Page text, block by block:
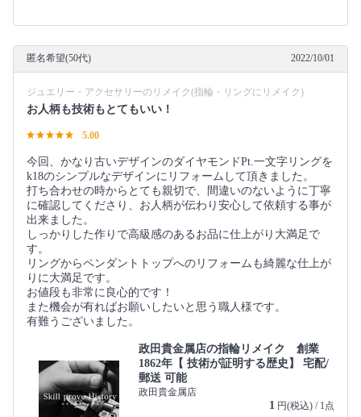
匿名希望(50代) 2022/10/01
ジュエリー・アクセサリーのリメイク(指輪・リングにリメイク)
お人柄も技術もとてもいい！
5.00
今回、かなり古いデザインのダイヤモンドPt.一文字リングを
k18のシンプルなデザインにリフォームして頂きました。
打ち合わせの時からとても親切で、間違いのないように丁寧
に確認してくださり、お人柄が伝わり安心して依頼する事が
出来ました。
しっかりした作りで高級感のあるお品に仕上がり大満足で
す。
リングからペンダントトップへのリフォームも綺麗な仕上が
りに大満足です。
お値段も非常に良心的です！
また機会が有ればお願いしたいと思う職人様です。
有難うございました。
政田貴金属店の指輪リメイク 創業
1862年【 技術が証明する歴史】 宅配/
郵送 可能
政田貴金属店
1 円(税込) / 1点